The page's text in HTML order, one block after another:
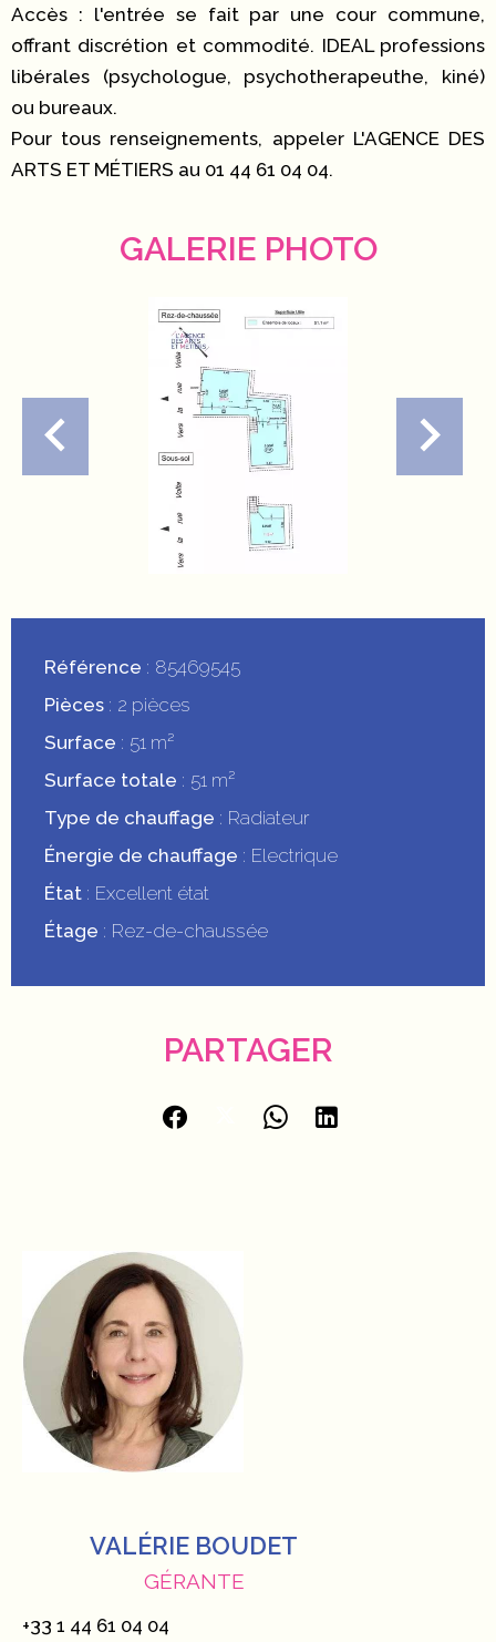
Accès : l'entrée se fait par une cour commune,
offrant discrétion et commodité. IDEAL professions
libérales (psychologue, psychotherapeuthe, kiné)
ou bureaux.
Pour tous renseignements, appeler L'AGENCE DES
ARTS ET MÉTIERS au 01 44 61 04 04.
GALERIE PHOTO
Référence
85469545
Pièces
2 pièces
Surface
51 m²
Surface totale
51 m²
Type de chauffage
Radiateur
Énergie de chauffage
Electrique
État
Excellent état
Étage
Rez-de-chaussée
PARTAGER
VALÉRIE BOUDET
GÉRANTE
+33 1 44 61 04 04